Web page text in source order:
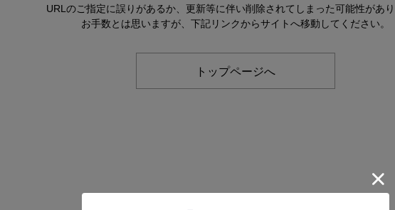
URLのご指定に誤りがあるか、更新等に伴い削除されてしまった可能性があ
お手数とは思いますが、下記リンクからサイトへ移動してください。
トップページへ